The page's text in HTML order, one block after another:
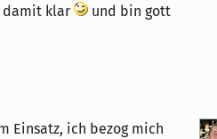
damit klar
und bin gott
Einsatz, ich bezog mich